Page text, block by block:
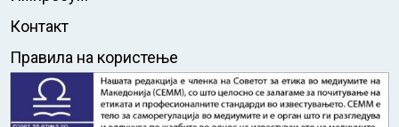
Контакт
Правила на користење